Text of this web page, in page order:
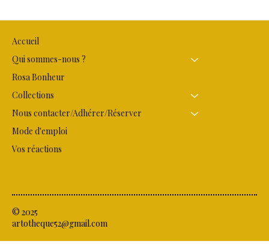
Accueil
Qui sommes-nous ?
Rosa Bonheur
Collections
Nous contacter/Adhérer/Réserver
Mode d'emploi
Vos réactions
© 2025
artotheque52@gmail.com